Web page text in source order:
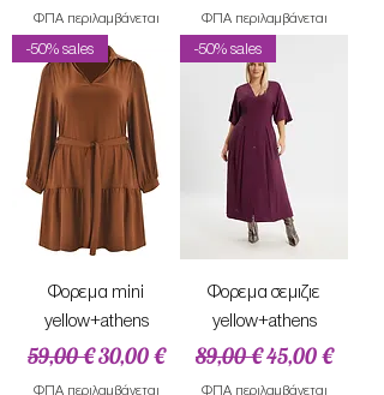
ΦΠΑ περιλαμβάνεται ΦΠΑ περιλαμβάνεται
-50% sales
Φορεμα mini
yellow+athens
Κανονική τιμή
59,00 €Τιμή Έκπτωσης
30,00 €
ΦΠΑ περιλαμβάνεται
-50% sales
Φορεμα σεμιζιε
yellow+athens
Κανονική τιμή
89,00 €Τιμή
45,00 €
ΦΠΑ περιλαμβάνεται